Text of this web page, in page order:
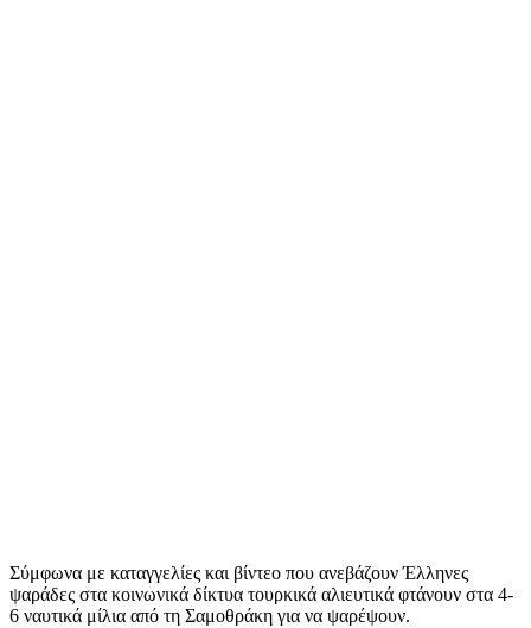
Σύμφωνα με καταγγελίες και βίντεο που ανεβάζουν Έλληνες
ψαράδες στα κοινωνικά δίκτυα τουρκικά αλιευτικά φτάνουν στα 4-
6 ναυτικά μίλια από τη Σαμοθράκη για να ψαρέψουν.